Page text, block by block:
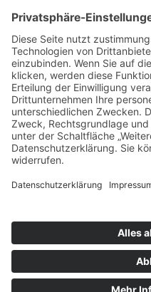
Steinbrink 21
33829
Telefon :+49 (0)
Fax :+49 (0)
E-Mail :
IMPRESSUM
This site is registered
as a